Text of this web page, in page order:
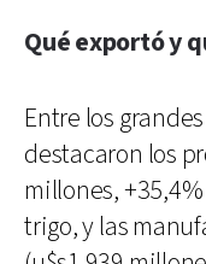
Qué exportó y
Entre los
destacaron los
millones,
trigo, y las